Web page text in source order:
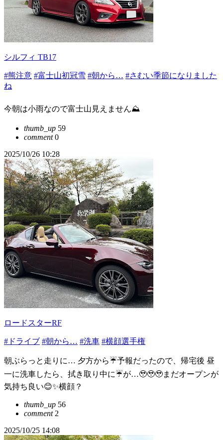
シルフィ TB17
#熊注意 #富士山初冠雪 #朝から… #さむい季節になりました
ね
今朝は小雨なので富士山見えません⛰️
thumb_up 59
comment0
2025/10/26 10:28
ロードスターRF
#ドライブ #朝から… #洗車 #横顔選手権
朝ぶらっと走りに… 夕方から☔️予報だったので、帰宅後 昼
一に洗車したら、拭き取り中に☔️が…🥹🥹🥹まだオープンが
気持ち良い😊✨横顔？
thumb_up 56
comment2
2025/10/25 14:08